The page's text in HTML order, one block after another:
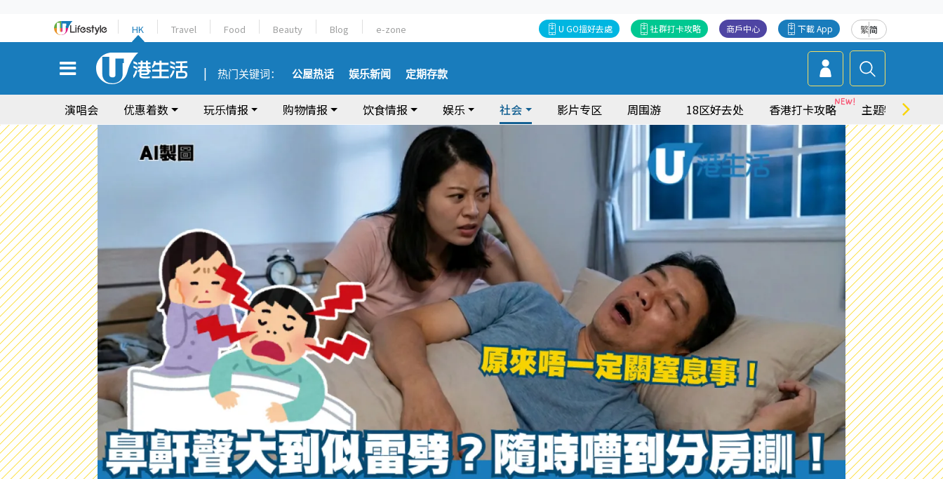
HK Travel Food Beauty Blog e-zone 繁简
下載 App
商戶中心
社群打卡攻略
U GO搵好去處
热门关键词： 公屋热话 娱乐新闻 定期存款
演唱会 优惠着数 玩乐情报 购物情报 饮食情报 娱乐 社会 影片专区 周围游 18区好去处 香港打卡攻略 主题特集